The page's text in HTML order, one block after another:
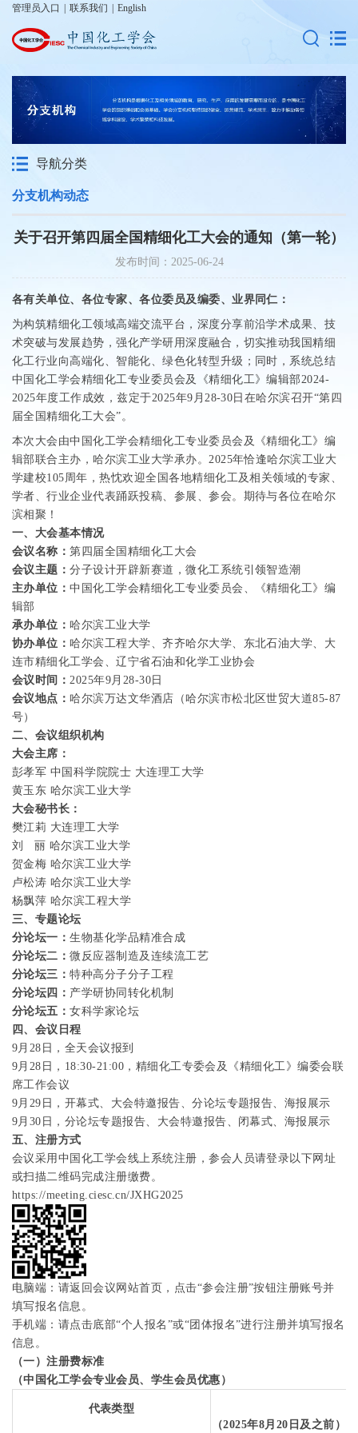
管理员入口 联系我们 English
导航分类
分支机构动态
关于召开第四届全国精细化工大会的通知（第一轮）
发布时间：2025-06-24
各有关单位、各位专家、各位委员及编委、业界同仁：
为构筑精细化工领域高端交流平台，深度分享前沿学术成果、技
术突破与发展趋势，强化产学研用深度融合，切实推动我国精细
化工行业向高端化、智能化、绿色化转型升级；同时，系统总结
中国化工学会精细化工专业委员会及《精细化工》编辑部2024-
2025年度工作成效，兹定于2025年9 月28-30 日在哈尔滨召开“第四
届全国精细化工大会”。
本次大会由中国化工学会精细化工专业委员会及《精细化工》编
辑部联合主办，哈尔滨工业大学承办。2025年恰逢哈尔滨工业大
学建校105周年，热忱欢迎全国各地精细化工及相关领域的专家、
学者、行业企业代表踊跃投稿、参展、参会。期待与各位在哈尔
滨相聚！
一、大会基本情况
会议名称：第四届全国精细化工大会
会议主题：分子设计开辟新赛道，微化工系统引领智造潮
主办单位：中国化工学会精细化工专业委员会、《精细化工》编
辑部
承办单位： 哈尔滨工业大学
协办单位： 哈尔滨工程大学、齐齐哈尔大学、东北石油大学、大
连市精细化工学会、辽宁省石油和化学工业协会
会议时间：2025年9月 28-30 日
会议地点： 哈尔滨万达文华酒店（哈尔滨市松北区世贸大道85-87
号）
二、会议组织机构
大会主席：
彭孝军 中国科学院院士 大连理工大学
黄玉东 哈尔滨工业大学
大会秘书长：
樊江莉 大连理工大学
刘 丽 哈尔滨工业大学
贺金梅 哈尔滨工业大学
卢松涛 哈尔滨工业大学
杨飘萍 哈尔滨工程大学
三、 专题论坛
分论坛一：生物基化学品精准合成
分论坛二：微反应器制造及连续流工艺
分论坛三：特种高分子分子工程
分论坛四： 产学研协同转化机制
分论坛五：女科学家论坛
四、会议日程
9月 28 日，全天会议报到
9月 28 日 ， 18:30-21:00 ，精细化工专委会及《精细化工》编委会联
席工作会议
9月 29 日， 开幕式、大会特邀报告、分论坛专题报告、海报展示
9月 30 日， 分论坛专题报告、大会特邀报告、闭幕式、海报展示
五、注册方式
会议采用中国化工学会线上系统注册，参会人员请登录以下网址
或扫描二维码完成注册缴费。
https://meeting.ciesc.cn/JXHG2025
电脑端：请返回会议网站首页，点击“参会注册”按钮注册账号并
填写报名信息。
手机端：请点击底部“个人报名”或“团体报名”进行注册并填写报名
信息。
（一）注册费标准
（中国化工学会专业会员、学生会员优惠）
代表类型
（2025年8月 20 日及之前）